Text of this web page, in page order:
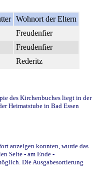
Wohnort der Eltern
Freudenfier
Freudenfier
Rederitz
des Kirchenbuches liegt in der
Heimatstube in Bad Essen
anzeigen konnten, wurde das
Seite - am Ende -
Die Ausgabesortierung